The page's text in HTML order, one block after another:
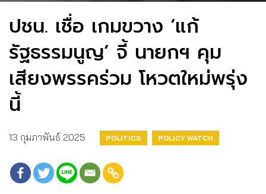
ปชน. เชื่อ เกมขวาง ‘แก้
รัฐธรรมนูญ’ จี้ นายกฯ คุม
เสียงพรรคร่วม โหวตใหม่พรุ่ง
นี้
13 กุมภาพันธ์ 2025 POLITICS POLICY WATCH